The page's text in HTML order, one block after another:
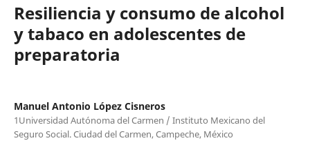
Resiliencia y consumo de alcohol
y tabaco en adolescentes de
preparatoria
Manuel Antonio López Cisneros
1Universidad Autónoma del Carmen / Instituto Mexicano del
Seguro Social. Ciudad del Carmen, Campeche, México